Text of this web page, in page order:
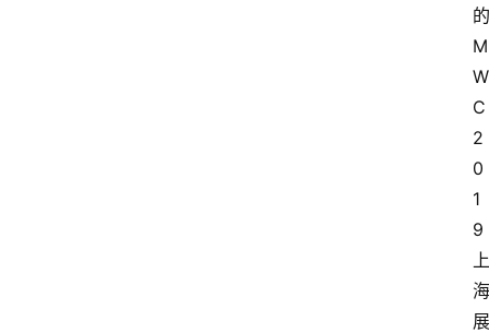
的
M
W
C
2
0
1
9
上
海
展